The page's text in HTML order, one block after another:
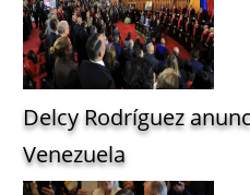
Delcy Rodríguez
Venezuela